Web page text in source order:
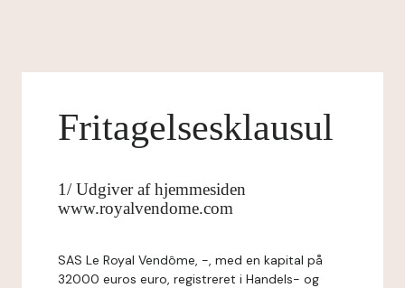
Fritagelsesklausul
1/ Udgiver af hjemmesiden
www.royalvendome.com
SAS Le Royal Vendôme, -, med en kapital på
32000 euros euro, registreret i Handels- og